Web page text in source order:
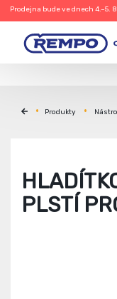
Prodejna bude ve dnech 4.–5.
Produkty
PLSTÍ